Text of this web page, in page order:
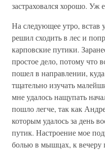
застраховался хорошо. Уж
На следующее утро,
решил сходить в лес и
карповские путики.
простое дело, потому что
пошел в направлении,
тщательно изучать
мне удалось нащупать
пошло легче, так как
которым удалось за день
путик. Настроение мое
болью в мышцах, к вечеру